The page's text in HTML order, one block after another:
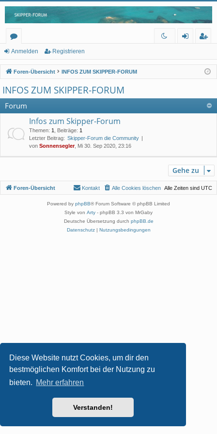
Diese Website nutzt Cookies, um dir den
bestmöglichen Komfort bei der Nutzung zu
bieten. Mehr erfahren
Verstanden!
or
en
m
el
ist
rie
Anmelden Registrieren
Foren-Übersicht INFOS ZUM SKIPPER-FORUM
INFOS ZUM SKIPPER-FORUM
Forum
Infos zum Skipper-Forum
Themen: 1 Beiträge: 1
Letzter Beitrag: Skipper-Forum die Community
von Sonnensegler, Mi 30. Sep 2020, 23:16
Gehe zu
Foren-Übersicht Alle Zeiten sind UTC
Alle Cookies löschen
Kontakt
Powered by phpBB® Forum Software © phpBB Limited
Style von Arty - phpBB 3.3 von MrGaby
Deutsche Übersetzung durch phpBB.de
Datenschutz| Nutzungsbedingungen